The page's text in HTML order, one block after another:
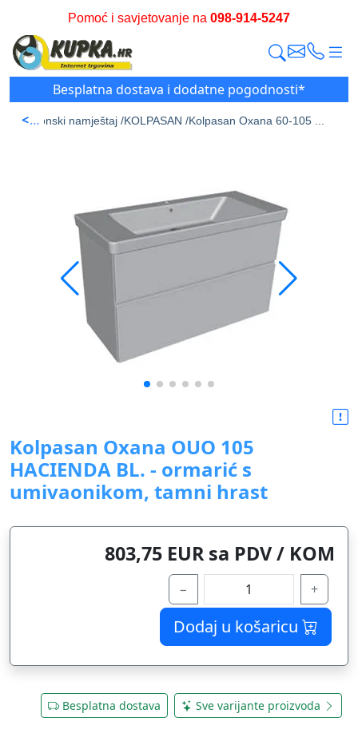
Pomoć i savjetovanje na 098-914-5247
Besplatna dostava i dodatne pogodnosti*
<
Kupaonski namještaj /KOLPASAN /Kolpasan Oxana 60-105 ...
Kolpasan Oxana OUO 105
HACIENDA BL. - ormarić s
umivaonikom, tamni hrast
803,75 EUR sa PDV / KOM
− +
Dodaj u košaricu
Besplatna dostava Sve varijante proizvoda